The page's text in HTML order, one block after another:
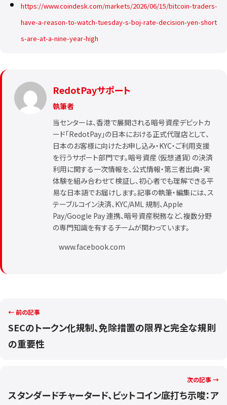
https://www.coindesk.com/markets/2026/06/15/bitcoin-traders-
have-a-reason-to-watch-tuesday-s-boj-rate-decision-yen-short
s-are-at-a-nine-year-high
RedotPayサポート
執筆者
当センターは、香港で展開される暗号資産デビットカ
ード「RedotPay」の日本における正式代理店として、
日本のお客様に向けたお申し込み・KYC・ご利用支援
を行うサポート部門です。暗号資産（仮想通貨）の決済
利用に関する一次情報を、公式情報・第三者出典・実
体験を組み合わせて検証し、初心者でも理解できる平
易な日本語でお届けします。記事の執筆・編集には、ス
テーブルコイン決済、KYC/AML 規制、Apple
Pay/Google Pay 連携、暗号資産税務など、複数分野
の専門知識を有するチームが関わっています。
www.facebook.com
← 前の記事
SECのトークン化規制、免除措置の限界と完全な規則
の重要性
次の記事 →
スタンダードチャータード、ビットコイン底打ち示唆：ア